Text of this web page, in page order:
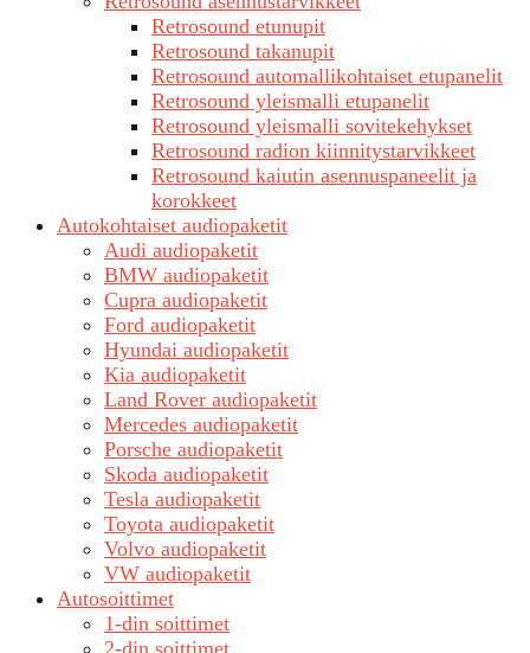
Retrosound etunupit
Retrosound takanupit
Retrosound automallikohtaiset etupanelit
Retrosound yleismalli etupanelit
Retrosound yleismalli sovitekehykset
Retrosound radion kiinnitystarvikkeet
Retrosound kaiutin asennuspaneelit ja
korokkeet
Autokohtaiset audiopaketit
Audi audiopaketit
BMW audiopaketit
Cupra audiopaketit
Ford audiopaketit
Hyundai audiopaketit
Kia audiopaketit
Land Rover audiopaketit
Mercedes audiopaketit
Porsche audiopaketit
Skoda audiopaketit
Tesla audiopaketit
Toyota audiopaketit
Volvo audiopaketit
VW audiopaketit
Autosoittimet
1-din soittimet
2-din soittimet